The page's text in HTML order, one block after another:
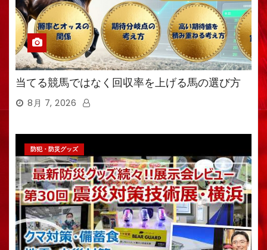
当てる競馬ではなく回収率を上げる馬の選び方
8月 7, 2026
防犯・防災グッズ